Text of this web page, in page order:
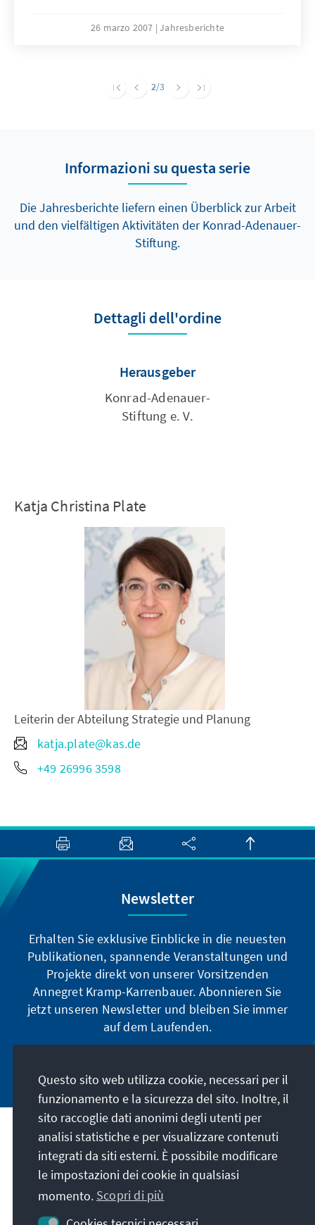
Namen und Fakten sowie den
durch die Kapitel „Einblicke 2006/2007“ mit
Kompetenzprofil der KAS deutlich machen.
26 marzo 2007 Jahresberichte
2/3
Informazioni su questa serie
Die Jahresberichte liefern einen Überblick zur Arbeit
und den vielfältigen Aktivitäten der Konrad-Adenauer-
Stiftung.
Dettagli dell'ordine
Herausgeber
Konrad-­Adenauer­-
Stiftung e. V.
Katja Christina Plate
Leiterin der Abteilung Strategie und Planung
katja.plate@kas.de
+49 26996 3598
Newsletter
Erhalten Sie exklusive Einblicke in die neuesten
Publikationen, spannende Veranstaltungen und
Projekte direkt von unserer Vorsitzenden
Annegret Kramp-Karrenbauer. Abonnieren Sie
jetzt unseren Newsletter und bleiben Sie immer
auf dem Laufenden.
La nostra missione
Contatto
Altre offerte della fondazione
Questo sito web utilizza cookie, necessari per il
funzionamento e la sicurezza del sito. Inoltre, il
sito raccoglie dati anonimi degli utenti per
analisi statistiche e per visualizzare contenuti
integrati da siti esterni. È possibile modificare
le impostazioni dei cookie in qualsiasi
momento. Scopri di più